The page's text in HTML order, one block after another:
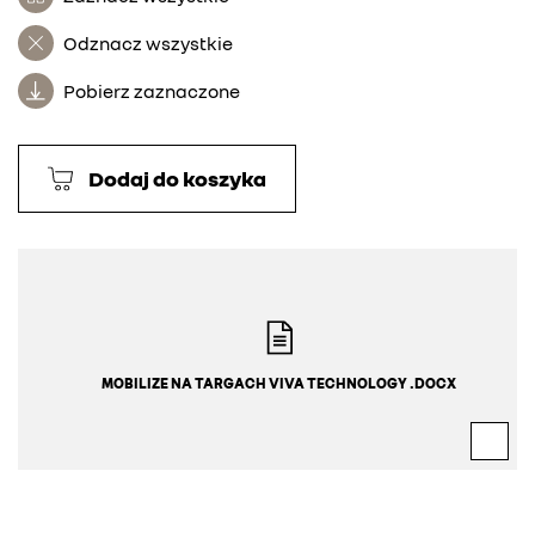
Odznacz wszystkie
Pobierz zaznaczone
Dodaj do koszyka
MOBILIZE NA TARGACH VIVA TECHNOLOGY .DOCX